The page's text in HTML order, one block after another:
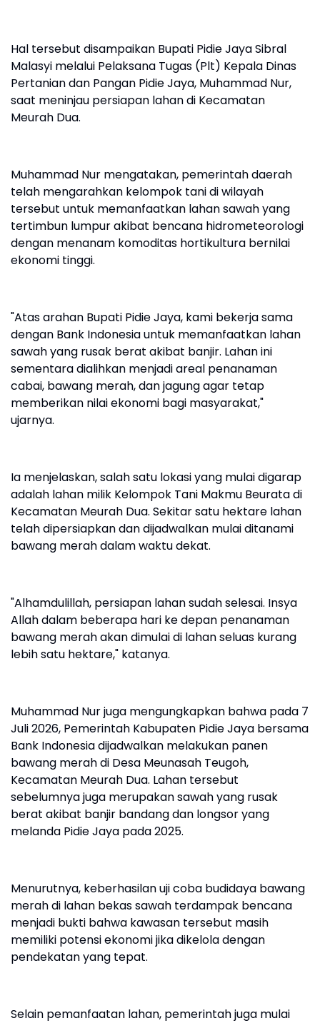
Hal tersebut disampaikan Bupati Pidie Jaya Sibral
Malasyi melalui Pelaksana Tugas (Plt) Kepala Dinas
Pertanian dan Pangan Pidie Jaya, Muhammad Nur,
saat meninjau persiapan lahan di Kecamatan
Meurah Dua.
Muhammad Nur mengatakan, pemerintah daerah
telah mengarahkan kelompok tani di wilayah
tersebut untuk memanfaatkan lahan sawah yang
tertimbun lumpur akibat bencana hidrometeorologi
dengan menanam komoditas hortikultura bernilai
ekonomi tinggi.
"Atas arahan Bupati Pidie Jaya, kami bekerja sama
dengan Bank Indonesia untuk memanfaatkan lahan
sawah yang rusak berat akibat banjir. Lahan ini
sementara dialihkan menjadi areal penanaman
cabai, bawang merah, dan jagung agar tetap
memberikan nilai ekonomi bagi masyarakat,"
ujarnya.
Ia menjelaskan, salah satu lokasi yang mulai digarap
adalah lahan milik Kelompok Tani Makmu Beurata di
Kecamatan Meurah Dua. Sekitar satu hektare lahan
telah dipersiapkan dan dijadwalkan mulai ditanami
bawang merah dalam waktu dekat.
"Alhamdulillah, persiapan lahan sudah selesai. Insya
Allah dalam beberapa hari ke depan penanaman
bawang merah akan dimulai di lahan seluas kurang
lebih satu hektare," katanya.
Muhammad Nur juga mengungkapkan bahwa pada 7
Juli 2026, Pemerintah Kabupaten Pidie Jaya bersama
Bank Indonesia dijadwalkan melakukan panen
bawang merah di Desa Meunasah Teugoh,
Kecamatan Meurah Dua. Lahan tersebut
sebelumnya juga merupakan sawah yang rusak
berat akibat banjir bandang dan longsor yang
melanda Pidie Jaya pada 2025.
Menurutnya, keberhasilan uji coba budidaya bawang
merah di lahan bekas sawah terdampak bencana
menjadi bukti bahwa kawasan tersebut masih
memiliki potensi ekonomi jika dikelola dengan
pendekatan yang tepat.
Selain pemanfaatan lahan, pemerintah juga mulai